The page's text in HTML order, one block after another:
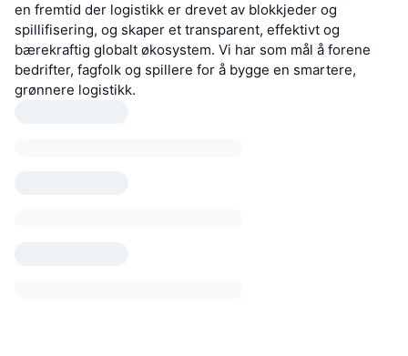
en fremtid der logistikk er drevet av blokkjeder og
spillifisering, og skaper et transparent, effektivt og
bærekraftig globalt økosystem. Vi har som mål å forene
bedrifter, fagfolk og spillere for å bygge en smartere,
grønnere logistikk.